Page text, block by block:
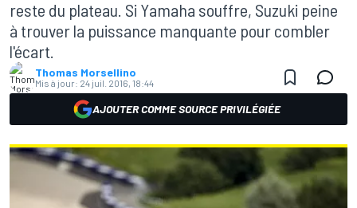
reste du plateau. Si Yamaha souffre, Suzuki peine
à trouver la puissance manquante pour combler
l'écart.
Thomas Morsellino
Mis à jour: 24 juil. 2016, 18:44
AJOUTER COMME SOURCE PRIVILÉGIÉE